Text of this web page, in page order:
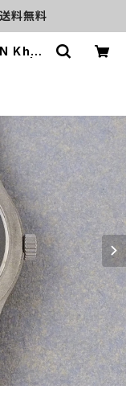
料無料
Khak